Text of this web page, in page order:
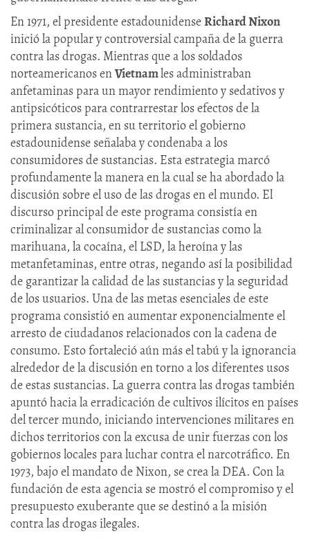
En 1971, el presidente estadounidenseRichard Nixon
inició la popular y controversial campaña de la guerra
contra las drogas. Mientras que a los soldados
norteamericanos enVietnamles administraban
anfetaminas para un mayor rendimiento y sedativos y
antipsicóticos para contrarrestar los efectos de la
primera sustancia, en su territorio el gobierno
estadounidense señalaba y condenaba a los
consumidores de sustancias. Esta estrategia marcó
profundamente la manera en la cual se ha abordado la
discusión sobre el uso de las drogas en el mundo. El
discurso principal de este programa consistía en
criminalizar al consumidor de sustancias como la
marihuana, la cocaína, el LSD, la heroína y las
metanfetaminas, entre otras, negando así la posibilidad
de garantizar la calidad de las sustancias y la seguridad
de los usuarios. Una de las metas esenciales de este
programa consistió en aumentar exponencialmente el
arresto de ciudadanos relacionados con la cadena de
consumo. Esto fortaleció aún más el tabú y la ignorancia
alrededor de la discusión en torno a los diferentes usos
de estas sustancias. La guerra contra las drogas también
apuntó hacia la erradicación de cultivos ilícitos en países
del tercer mundo, iniciando intervenciones militares en
dichos territorios con la excusa de unir fuerzas con los
gobiernos locales para luchar contra el narcotráfico. En
1973, bajo el mandato de Nixon, se crea la DEA. Con la
fundación de esta agencia se mostró el compromiso y el
presupuesto exuberante que se destinó a la misión
contra las drogas ilegales.